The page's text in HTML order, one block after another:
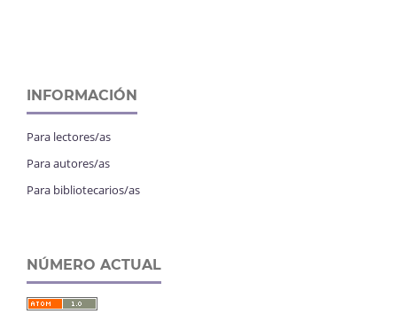
INFORMACIÓN
Para lectores/as
Para autores/as
Para bibliotecarios/as
NÚMERO ACTUAL